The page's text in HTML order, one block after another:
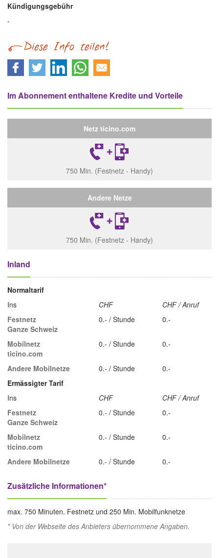
Kündigungsgebühr
-
Im Abonnement enthaltene Kredite und Vorteile
Netz ticino.com
750 Min. (Festnetz - Handy)
Andere Netze
750 Min. (Festnetz - Handy)
Inland
Normaltarif
Ins
CHF
CHF / Anruf
Festnetz
Ganze Schweiz
0.- / Stunde 0.-
Mobilnetz
ticino.com
0.- / Stunde 0.-
Andere Mobilnetze 0.- / Stunde
0.-
Ermässigter Tarif
Ins
CHF
CHF / Anruf
Festnetz
Ganze Schweiz
0.- / Stunde 0.-
Mobilnetz
ticino.com
0.- / Stunde 0.-
Andere Mobilnetze 0.- / Stunde 0.-
Zusätzliche Informationen*
max. 750 Minuten. Festnetz und 250 Min. Mobilfunknetze
* Von der Webseite des Anbieters übernommene Angaben.